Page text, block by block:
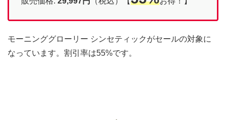
モーニンググローリー シンセティックがセールの対象に
なっています。割引率は55%です。